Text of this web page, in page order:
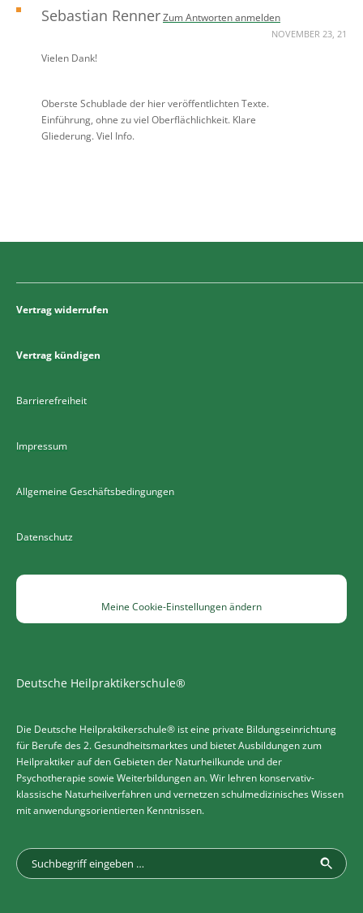
Sebastian RennerZum Antworten anmelden
NOVEMBER 23, 21
Vielen Dank!
Oberste Schublade der hier veröffentlichten Texte.
Einführung, ohne zu viel Oberflächlichkeit. Klare
Gliederung. Viel Info.
Vertrag widerrufen
Vertrag kündigen
Barrierefreiheit
Impressum
Allgemeine Geschäftsbedingungen
Datenschutz
Meine Cookie-Einstellungen ändern
Deutsche Heilpraktikerschule®
Die Deutsche Heilpraktikerschule® ist eine private Bildungseinrichtung
für Berufe des 2. Gesundheitsmarktes und bietet Ausbildungen zum
Heilpraktiker auf den Gebieten der Naturheilkunde und der
Psychotherapie sowie Weiterbildungen an. Wir lehren konservativ-
klassische Naturheilverfahren und vernetzen schulmedizinisches Wissen
mit anwendungsorientierten Kenntnissen.